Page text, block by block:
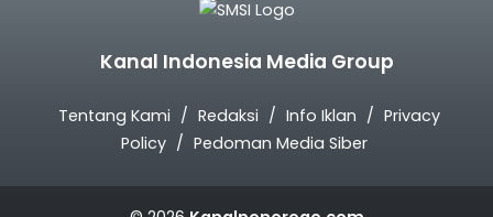
Kanal Indonesia Media Group
Tentang Kami Redaksi Info Iklan
Privacy
Policy
Pedoman Media Siber